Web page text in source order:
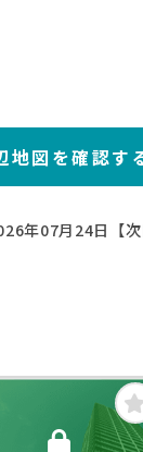
地図を確認す
年07月24日 【